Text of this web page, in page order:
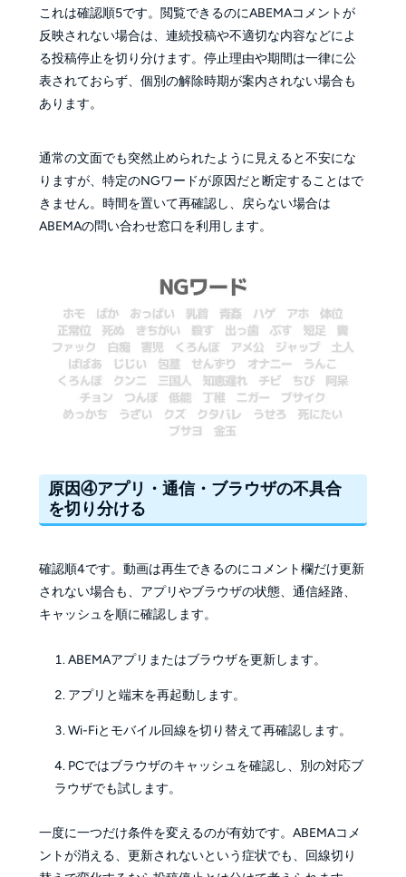
これは確認順5です。閲覧できるのにABEMAコメントが
反映されない場合は、連続投稿や不適切な内容などによ
る投稿停止を切り分けます。停止理由や期間は一律に公
表されておらず、個別の解除時期が案内されない場合も
あります。
通常の文面でも突然止められたように見えると不安にな
りますが、特定のNGワードが原因だと断定することはで
きません。時間を置いて再確認し、戻らない場合は
ABEMAの問い合わせ窓口を利用します。
原因④アプリ・通信・ブラウザの不具合
を切り分ける
確認順4です。動画は再生できるのにコメント欄だけ更新
されない場合も、アプリやブラウザの状態、通信経路、
キャッシュを順に確認します。
ABEMAアプリまたはブラウザを更新します。
アプリと端末を再起動します。
Wi-Fiとモバイル回線を切り替えて再確認します。
PCではブラウザのキャッシュを確認し、別の対応ブ
ラウザでも試します。
一度に一つだけ条件を変えるのが有効です。ABEMAコメ
ントが消える、更新されないという症状でも、回線切り